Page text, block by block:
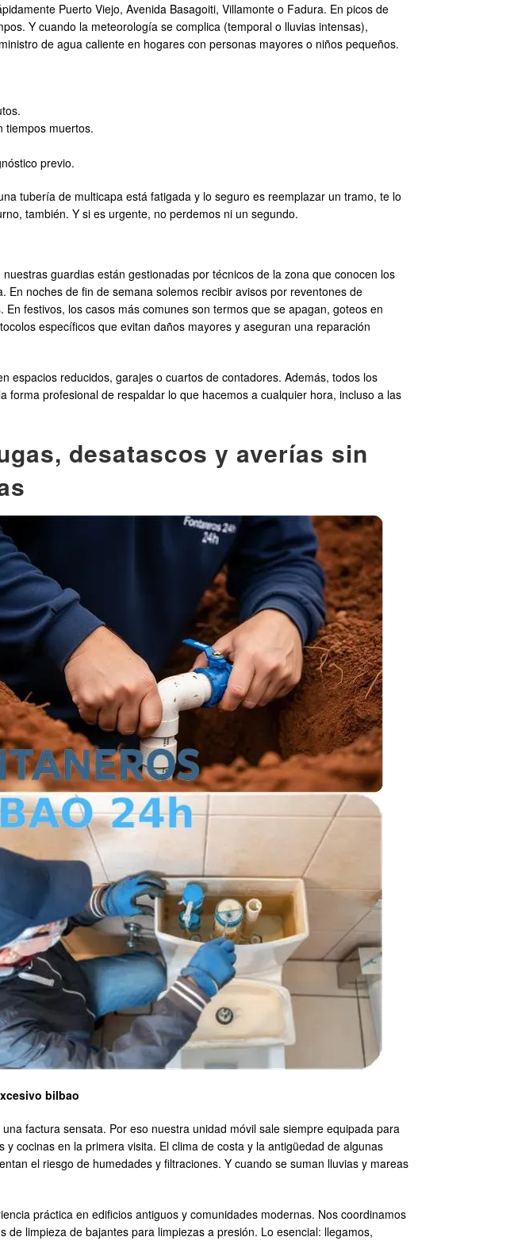
Puerto Viejo, Avenida Basagoiti, Villamonte o Fadura. En picos de
Y cuando la meteorología se complica (temporal o lluvias intensas),
de agua caliente en hogares con personas mayores o niños pequeños.
tiempos muertos.
previo.
tubería de multicapa está fatigada y lo seguro es reemplazar un tramo, te lo
también. Y si es urgente, no perdemos ni un segundo.
guardias están gestionadas por técnicos de la zona que conocen los
noches de fin de semana solemos recibir avisos por reventones de
festivos, los casos más comunes son termos que se apagan, goteos en
específicos que evitan daños mayores y aseguran una reparación
espacios reducidos, garajes o cuartos de contadores. Además, todos los
profesional de respaldar lo que hacemos a cualquier hora, incluso a las
desatascos y averías sin
bilbao
factura sensata. Por eso nuestra unidad móvil sale siempre equipada para
cocinas en la primera visita. El clima de costa y la antigüedad de algunas
el riesgo de humedades y filtraciones. Y cuando se suman lluvias y mareas
práctica en edificios antiguos y comunidades modernas. Nos coordinamos
limpieza de bajantes para limpiezas a presión. Lo esencial: llegamos,